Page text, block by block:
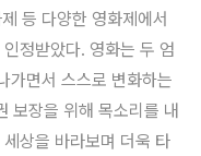
등 다양한 영화제에서
정받았다. 영화는 두 엄
가면서 스스로 변화하는
보장을 위해 목소리를 내
상을 바라보며 더욱 타